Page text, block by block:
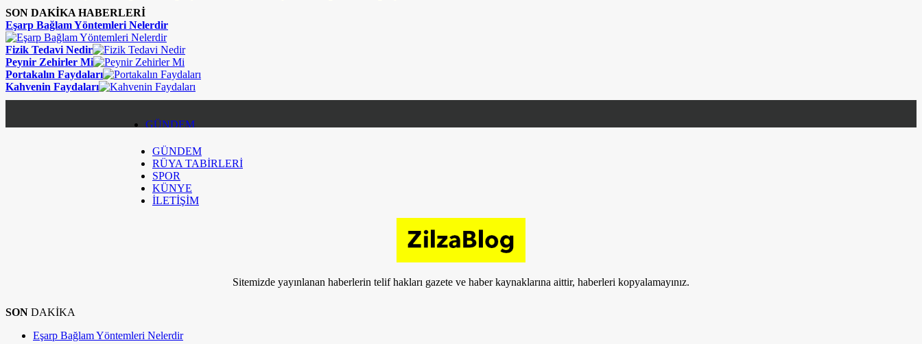
SON DAKİKA HABERLERİ
Eşarp Bağlam Yöntemleri Nelerdir
Fizik Tedavi Nedir
Peynir Zehirler Mi
Portakalın Faydaları
Kahvenin Faydaları
GÜNDEM
RÜYA TABİRLERİ
SPOR
KÜNYE
GÜNDEM
RÜYA TABİRLERİ
SPOR
KÜNYE
İLETİŞİM
Sitemizde yayınlanan haberlerin telif hakları gazete ve haber kaynaklarına aittir, haberleri kopyalamayınız.
SON DAKİKA
Eşarp Bağlam Yöntemleri Nelerdir